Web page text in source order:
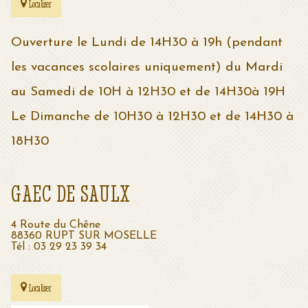
Localiser
Ouverture le Lundi de 14H30 à 19h (pendant
les vacances scolaires uniquement) du Mardi
au Samedi de 10H à 12H30 et de 14H30à 19H
Le Dimanche de 10H30 à 12H30 et de 14H30 à
18H30
GAEC DE SAULX
4 Route du Chêne
88360 RUPT SUR MOSELLE
Tél : 03 29 23 39 34
Localiser